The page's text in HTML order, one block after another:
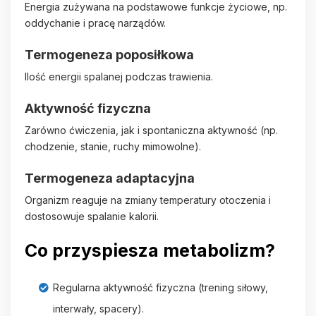
Energia zużywana na podstawowe funkcje życiowe, np.
oddychanie i pracę narządów.
Termogeneza poposiłkowa
Ilość energii spalanej podczas trawienia.
Aktywność fizyczna
Zarówno ćwiczenia, jak i spontaniczna aktywność (np.
chodzenie, stanie, ruchy mimowolne).
Termogeneza adaptacyjna
Organizm reaguje na zmiany temperatury otoczenia i
dostosowuje spalanie kalorii.
Co przyspiesza metabolizm?
Regularna aktywność fizyczna (trening siłowy,
interwały, spacery).